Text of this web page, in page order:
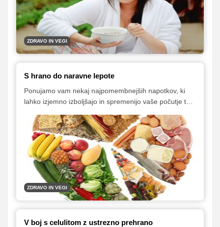
ZDRAVO IN VEGI
S hrano do naravne lepote
Ponujamo vam nekaj najpomembnejših napotkov, ki
lahko izjemno izboljšajo in spremenijo vaše počutje ter
ZDRAVO IN VEGI
V boj s celulitom z ustrezno prehrano